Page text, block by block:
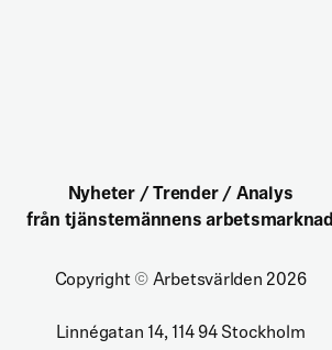
Nyheter / Trender / Analys
från tjänstemännens arbetsmarknad
Copyright ©Arbetsvärlden 2026
Linnégatan 14, 114 94 Stockholm